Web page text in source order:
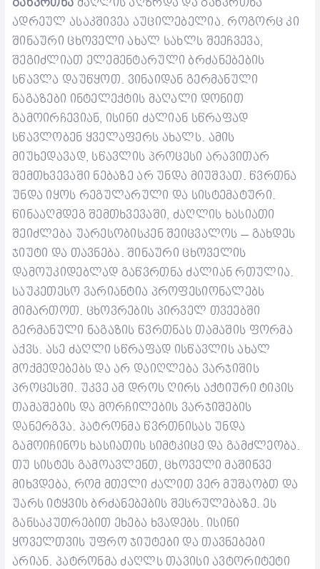
ადრეულ ასაკშივეა აუცილებელია. როგორც კი
შინაური ცხოველი ახალ სახლს შეეჩვევა,
შეგიძლიათ ელემენტარული ბრძანებების
სწავლა დაუწყოთ. ვინაიდან გერმანული
ნაგაზები ინტელექტის მაღალი დონით
გამოირჩევიან, ისინი ძალიან სწრაფად
სწავლობენ ყველაფერს ახალს. ამის
მიუხედავად, სწავლის პროცესი არავითარ
შემთხვევაში ნებაზე არ უნდა მიუშვათ. წვრთნა
უნდა იყოს რეგულარული და სისტემატური.
წინააღმდეგ შემთხვევაში, ძაღლის ხასიათი
შეიძლება უარესობისკენ შეიცვალოს – გახდეს
ჯიუტი და თავნება . შინაური ცხოველის
დამოუკიდებლად გაწვრთნა ძალიან რთულია.
საუკეთესო ვარიანტია პროფესიონალებს
მიმართოთ. ცხოვრების პირველ თვეებში
გერმანული ნაგაზის წვრთნას თამაშის ფორმა
აქვს. ასე ძაღლი სწრაფად ისწავლის ახალ
მოქმედებებს და არ დაიღლება ვარჯიშის
პროცესში. უკვე ამ დროს ღირს აქტიური ტიპის
თამაშების და მორჩილების ვარჯიშების
დანერგვა. პატრონმა წვრთნისას უნდა
გამოიჩინოს ხასიათის სიმტკიცე და გამძლეობა.
თუ სისტეს გამოავლენთ, ცხოველი მაშინვე
მიხვდება, რომ მთელი ძალით ვერ მუშაობთ და
უარს იტყვის ბრძანებების შესრულებაზე. ეს
განსაკუთრებით ეხება ხვადებს. ისინი
ყოველთვის უფრო ჯიუტები და თავნებები
არიან. პატრონმა ძაღლს თავისი ავტორიტეტი